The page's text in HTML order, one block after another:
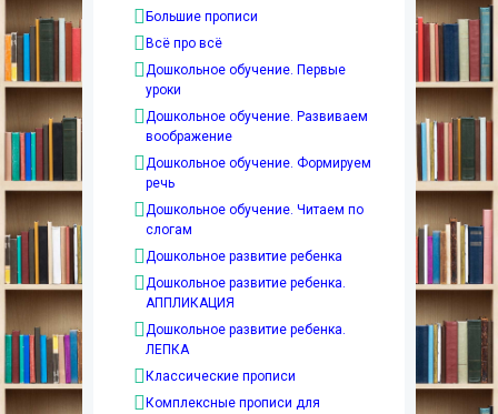
Большие прописи
Всё про всё
Дошкольное обучение. Первые
уроки
Дошкольное обучение. Развиваем
воображение
Дошкольное обучение. Формируем
речь
Дошкольное обучение. Читаем по
слогам
Дошкольное развитие ребенка
Дошкольное развитие ребенка.
АППЛИКАЦИЯ
Дошкольное развитие ребенка.
ЛЕПКА
Классические прописи
Комплексные прописи для